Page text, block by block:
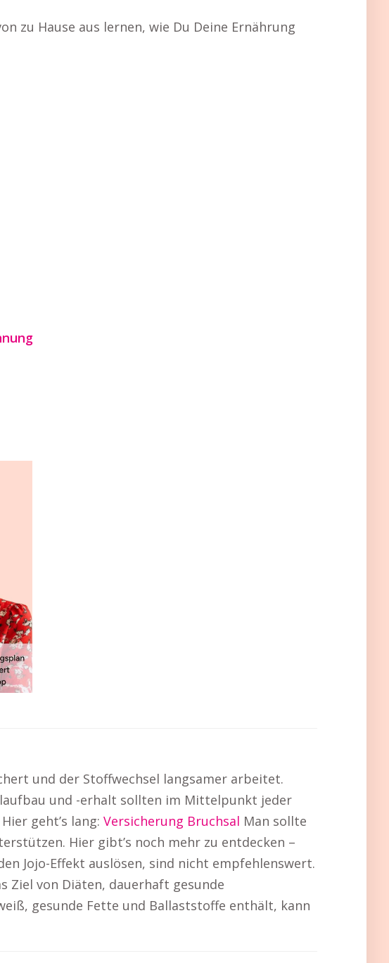
zu Hause aus lernen, wie Du Deine Ernährung
und der Stoffwechsel langsamer arbeitet.
und -erhalt sollten im Mittelpunkt jeder
geht’s lang: Versicherung Bruchsal Man sollte
Hier gibt’s noch mehr zu entdecken –
Jojo-Effekt auslösen, sind nicht empfehlenswert.
Ziel von Diäten, dauerhaft gesunde
gesunde Fette und Ballaststoffe enthält, kann